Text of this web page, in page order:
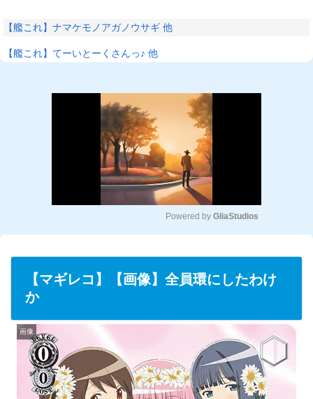
【艦これ】ナマケモノアガノウサギ 他
【艦これ】てーいとーくさんっ♪ 他
u
e
Powered by GliaStudios
【マギレコ】【画像】全員環にしたわけ
か
画像